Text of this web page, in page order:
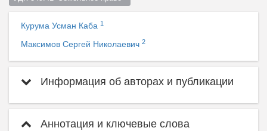
Курума Усман Каба 1
Максимов Сергей Николаевич 2
Информация об авторах и публикации
Аннотация и ключевые слова